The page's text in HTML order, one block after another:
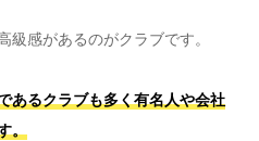
感があるのがクラブです。
あるクラブも多く有名人や会社